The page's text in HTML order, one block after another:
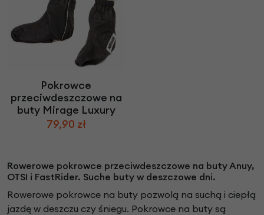
Pokrowce
przeciwdeszczowe na
buty Mirage Luxury
79,90 zł
Rowerowe pokrowce przeciwdeszczowe na buty Anuy,
OTSI i FastRider. Suche buty w deszczowe dni.
Rowerowe pokrowce na buty pozwolą na suchą i ciepłą
jazdę w deszczu czy śniegu. Pokrowce na buty są